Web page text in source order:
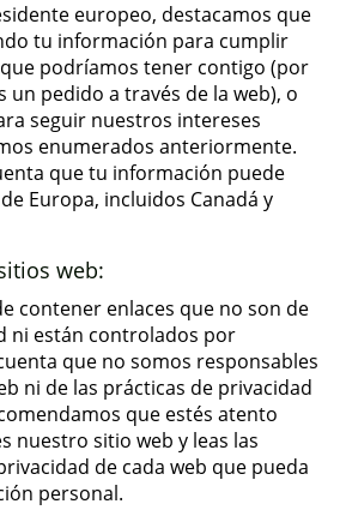
europeo, destacamos que
tu información para cumplir
podríamos tener contigo (por
un pedido a través de la web), o
seguir nuestros intereses
enumerados anteriormente.
que tu información puede
Europa, incluidos Canadá y
web:
contener enlaces que no son de
ni están controlados por
que no somos responsables
ni de las prácticas de privacidad
que estés atento
nuestro sitio web y leas las
de cada web que pueda
personal.